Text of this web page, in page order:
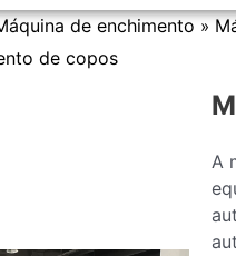
de enchimento »
de copos
A